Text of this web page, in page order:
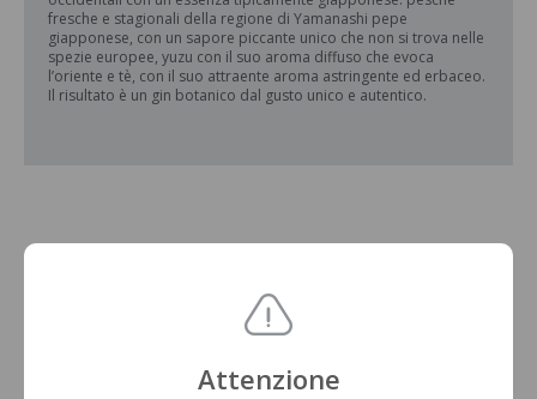
fresche e stagionali della regione di Yamanashi pepe
giapponese, con un sapore piccante unico che non si trova nelle
spezie europee, yuzu con il suo aroma diffuso che evoca
l’oriente e tè, con il suo attraente aroma astringente ed erbaceo.
Il risultato è un gin botanico dal gusto unico e autentico.
Attenzione